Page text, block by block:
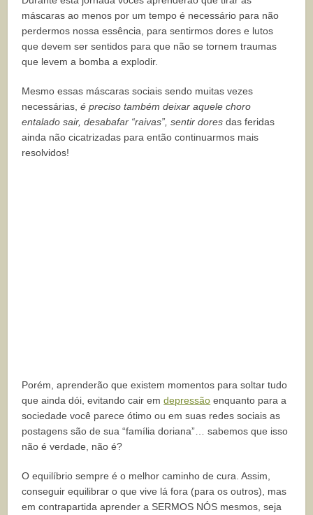
máscaras ao menos por um tempo é necessário para não
perdermos nossa essência, para sentirmos dores e lutos
que devem ser sentidos para que não se tornem traumas
que levem a bomba a explodir.
Mesmo essas máscaras sociais sendo muitas vezes
necessárias,é preciso também deixar aquele choro
entalado sair, desabafar “raivas”, sentir dores das feridas
ainda não cicatrizadas para então continuarmos mais
resolvidos!
Porém, aprenderão que existem momentos para soltar tudo
que ainda dói, evitando cair emdepressão enquanto para a
sociedade você parece ótimo ou em suas redes sociais as
postagens são de sua “família doriana”… sabemos que isso
não é verdade, não é?
O equilíbrio sempre é o melhor caminho de cura. Assim,
conseguir equilibrar o que vive lá fora (para os outros), mas
em contrapartida aprender a SERMOS NÓS mesmos, seja